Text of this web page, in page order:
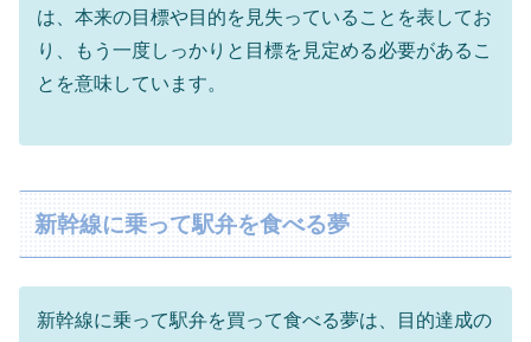
は、本来の目標や目的を見失っていることを表してお
り、もう一度しっかりと目標を見定める必要があるこ
とを意味しています。
新幹線に乗って駅弁を食べる夢
新幹線に乗って駅弁を買って食べる夢は、目的達成の